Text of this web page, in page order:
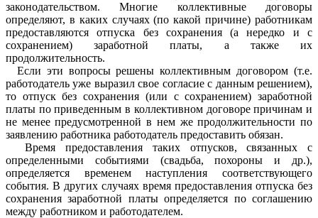
законодательством. Многие коллективные договоры
определяют, в каких случаях (по какой причине) работникам
предоставляются отпуска без сохранения (а нередко и с
сохранением) заработной платы, а также их
продолжительность.
Если эти вопросы решены коллективным договором (т.е.
работодатель уже выразил свое согласие с данным решением),
то отпуск без сохранения (или с сохранением) заработной
платы по приведенным в коллективном договоре причинам и
не менее предусмотренной в нем же продолжительности по
заявлению работника работодатель предоставить обязан.
Время предоставления таких отпусков, связанных с
определенными событиями (свадьба, похороны и др.),
определяется временем наступления соответствующего
события. В других случаях время предоставления отпуска без
сохранения заработной платы определяется по соглашению
между работником и работодателем.